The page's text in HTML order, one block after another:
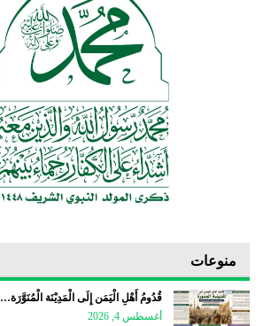
منوعات
قُدُومُ أَهْلِ الْيَمَن إِلَى الْمَدِيْنَة الْمُنَوَّرَة…
أغسطس 4, 2026